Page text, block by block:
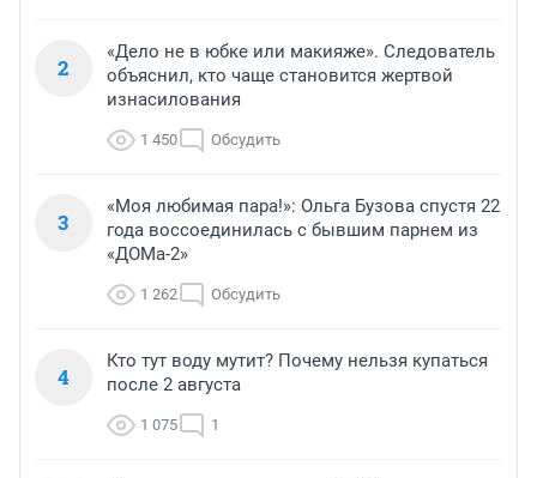
2
«Дело не в юбке или макияже». Следователь
объяснил, кто чаще становится жертвой
изнасилования
1 450 Обсудить
3
«Моя любимая пара!»: Ольга Бузова спустя 22
года воссоединилась с бывшим парнем из
«ДОМа-2»
1 262 Обсудить
4
Кто тут воду мутит? Почему нельзя купаться
после 2 августа
1 075 1